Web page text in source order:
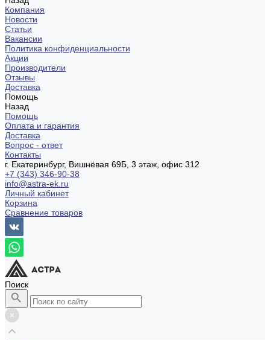
Компания
Новости
Статьи
Вакансии
Политика конфиденциальности
Акции
Производители
Отзывы
Доставка
Помощь
Назад
Помощь
Оплата и гарантия
Доставка
Вопрос - ответ
Контакты
г. Екатеринбург, Вишнёвая 69Б, 3 этаж, офис 312
+7 (343) 346-90-38
info@astra-ek.ru
Личный кабинет
Корзина
Сравнение товаров
Поиск